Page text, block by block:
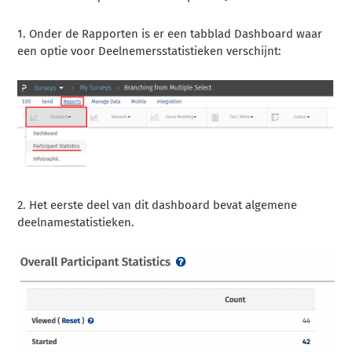
1. Onder de Rapporten is er een tabblad Dashboard waar
een optie voor Deelnemersstatistieken verschijnt:
2. Het eerste deel van dit dashboard bevat algemene
deelnamestatistieken.